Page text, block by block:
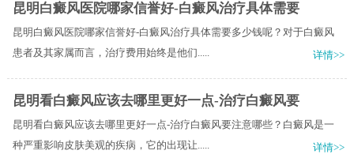
昆明白癜风医院哪家信誉好-白癜风治疗具体需要
昆明白癜风医院哪家信誉好-白癜风治疗具体需要多少钱呢？对于白癜风
患者及其家属而言，治疗费用始终是他们.....
详情>>
昆明看白癜风应该去哪里更好一点-治疗白癜风要
昆明看白癜风应该去哪里更好一点-治疗白癜风要注意哪些？白癜风是一
种严重影响皮肤美观的疾病，它的出现让.....
详情>>